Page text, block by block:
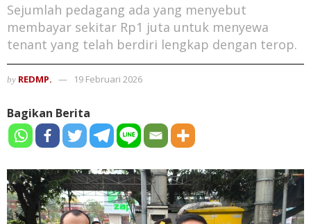
Sejumlah pedagang ada yang menyebut
membayar sekitar Rp1 juta untuk menyewa
tenant yang telah berdiri lengkap dengan terop.
by REDMP. 19 Februari 2026
Bagikan Berita